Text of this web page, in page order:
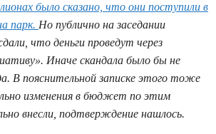
было сказано, что они поступили в
парк. Но публично на заседании
что деньги проведут через
Иначе скандала было бы не
В пояснительной записке этого тоже
изменения в бюджет по этим
внесли, подтверждение нашлось.